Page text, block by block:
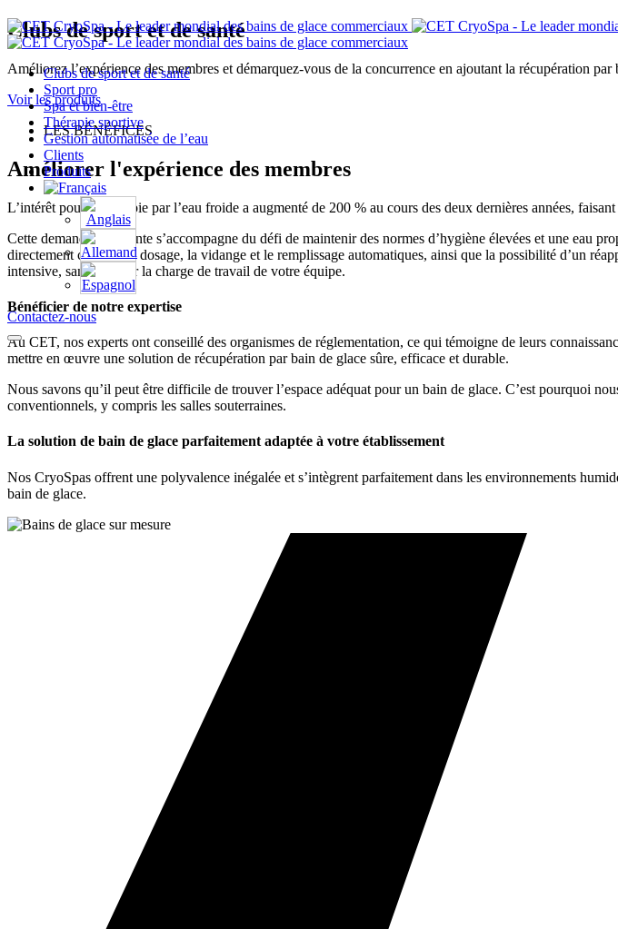
Clubs de sport et de santé
Sport pro
Spa et bien-être
Thérapie sportive
Gestion automatisée de l’eau
Clients
Produits
Contactez-nous
Clubs de sport et de santé
Améliorez l’expérience des membres et démarquez-vous de la concurrence en ajoutant la récupération par
Voir les produits
LES BÉNÉFICES
Améliorer l'expérience des membres
L’intérêt pour la thérapie par l’eau froide a augmenté de 200 % au cours des deux dernières années,
Cette demande croissante s’accompagne du défi de maintenir des normes d’hygiène élevées et une eau
directement ce défi : le dosage, la vidange et le remplissage automatiques, ainsi que la possibilité d’un
intensive, sans alourdir la charge de travail de votre équipe.
Bénéficier de notre expertise
Au CET, nos experts ont conseillé des organismes de réglementation, ce qui témoigne de leurs
mettre en œuvre une solution de récupération par bain de glace sûre, efficace et durable.
Nous savons qu’il peut être difficile de trouver l’espace adéquat pour un bain de glace. C’est pourquoi
conventionnels, y compris les salles souterraines.
La solution de bain de glace parfaitement adaptée à votre établissement
Nos CryoSpas offrent une polyvalence inégalée et s’intègrent parfaitement dans les environnements
bain de glace.